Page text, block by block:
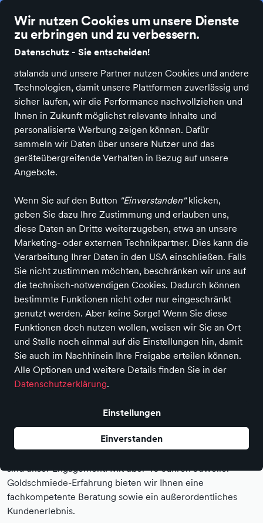
Wir nutzen Cookies um unsere Dienste
zu erbringen und zu verbessern.
Datenschutz - Sie entscheiden!
atalanda und unsere Partner nutzen Cookies und andere
Technologien, damit unsere Plattformen zuverlässig und
sicher laufen, wir die Performance nachvollziehen und
Ihnen in Zukunft möglichst relevante Inhalte und
personalisierte Werbung zeigen können. Dafür
sammeln wir Daten über unsere Nutzer und das
geräteübergreifende Verhalten in Bezug auf unsere
Angebote.
Wenn Sie auf den Button "Einverstanden"klicken,
geben Sie dazu Ihre Zustimmung und erlauben uns,
diese Daten an Dritte weiterzugeben, etwa an unsere
Marketing- oder externen Technikpartner. Dies kann die
Verarbeitung Ihrer Daten in den USA einschließen. Falls
Sie nicht zustimmen möchten, beschränken wir uns auf
die technisch-notwendigen Cookies. Dadurch können
bestimmte Funktionen nicht oder nur eingeschränkt
genutzt werden. Aber keine Sorge! Wenn Sie diese
Funktionen doch nutzen wollen, weisen wir Sie an Ort
und Stelle noch einmal auf die Einstellungen hin, damit
Sie auch im Nachhinein Ihre Freigabe erteilen können.
Alle Optionen und weitere Details finden Sie in der
Datenschutzerklärung.
Einstellungen
Einverstanden
Schmuck
Juwelier Rehermann
in Wuppertal
Entdecken
Meisterwerkstatt für Schmuckanfertigungen
und Uhrenreparaturen
Leidenschaft zum Handwerk und Präzision in der
sind unser Engagement. Mit über 40 Jahren Juwelier-
Goldschmiede-Erfahrung bieten wir Ihnen eine
fachkompetente Beratung sowie ein außerordentliches
Kundenerlebnis.